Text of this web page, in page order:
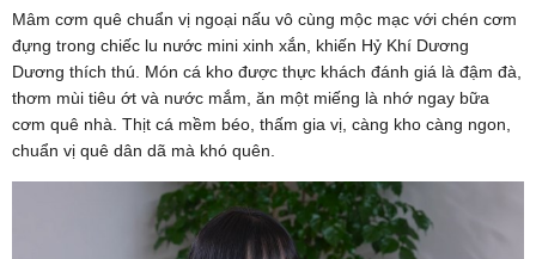
Mâm cơm quê chuẩn vị ngoại nấu vô cùng mộc mạc với chén cơm
đựng trong chiếc lu nước mini xinh xắn, khiến Hỷ Khí Dương
Dương thích thú. Món cá kho được thực khách đánh giá là đậm đà,
thơm mùi tiêu ớt và nước mắm, ăn một miếng là nhớ ngay bữa
cơm quê nhà. Thịt cá mềm béo, thấm gia vị, càng kho càng ngon,
chuẩn vị quê dân dã mà khó quên.